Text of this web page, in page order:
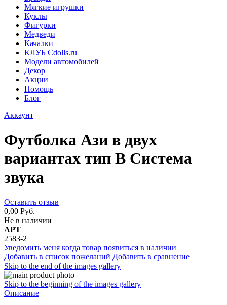
Мягкие игрушки
Куклы
Фигурки
Медведи
Качалки
КЛУБ Cdolls.ru
Модели автомобилей
Декор
Акции
Помощь
Блог
Аккаунт
Футболка Ази в двух
вариантах тип В Система
звука
Оставить отзыв
0,00 Руб.
Не в наличии
АРТ
2583-2
Уведомить меня когда товар появиться в наличии
Добавить в список пожеланий Добавить в сравнение
Skip to the end of the images gallery
Skip to the beginning of the images gallery
Описание